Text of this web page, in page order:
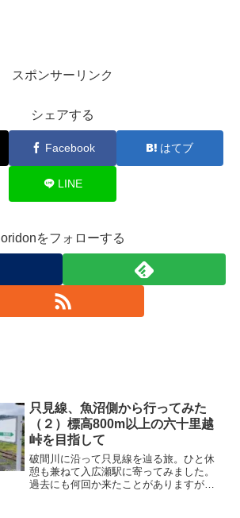
スポンサーリンク
シェアする
Facebook はてブ
LINE
oridonをフォローする
只見線、魚沼側から行ってみた
（２）標高800m以上の六十里越
峠を目指して
破間川に沿って只見線を辿る旅。ひと休
憩も兼ねて入広瀬駅に寄ってみました。
過去にも何回か来たことがありますがい